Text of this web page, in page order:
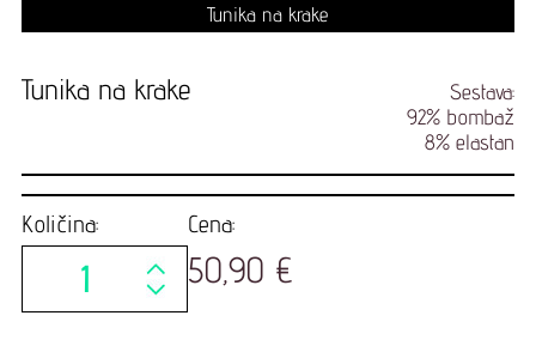
Tunika na krake
Tunika na krake
Sestava:
92% bombaž
8% elastan
Količina: Cena:
50,90 €